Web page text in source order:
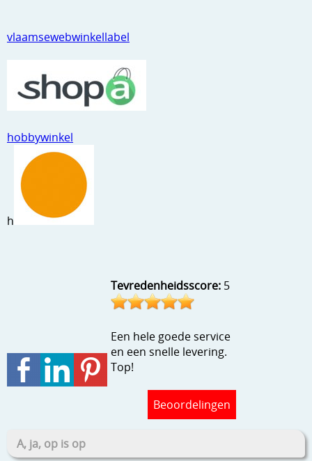
Snijmaterialen
Speciaal papier
Stans machine en embossing machines
Stempels en zo
Template, mask, stencils, grids
Wat nog, een creatief kijkje
vlaamsewebwinkellabel
hobbywinkel
h
Tevredenheidsscore: 5
Een hele goede service
en een snelle levering.
Top!
Beoordelingen
A, ja, op is op